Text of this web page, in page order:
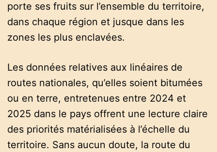
porte ses fruits sur l’ensemble du territoire,
dans chaque région et jusque dans les
zones les plus enclavées.
Les données relatives aux linéaires de
routes nationales, qu’elles soient bitumées
ou en terre, entretenues entre 2024 et
2025 dans le pays offrent une lecture claire
des priorités matérialisées à l’échelle du
territoire. Sans aucun doute, la route du